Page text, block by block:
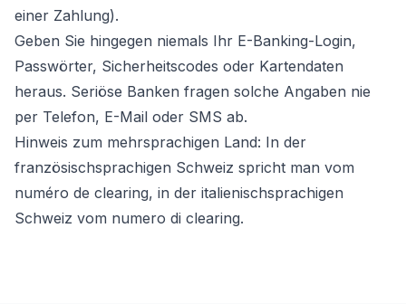
einer Zahlung).
Geben Sie hingegen niemals Ihr E-Banking-Login,
Passwörter, Sicherheitscodes oder Kartendaten
heraus. Seriöse Banken fragen solche Angaben nie
per Telefon, E-Mail oder SMS ab.
Hinweis zum mehrsprachigen Land: In der
französischsprachigen Schweiz spricht man vom
numéro de clearing, in der italienischsprachigen
Schweiz vom numero di clearing.